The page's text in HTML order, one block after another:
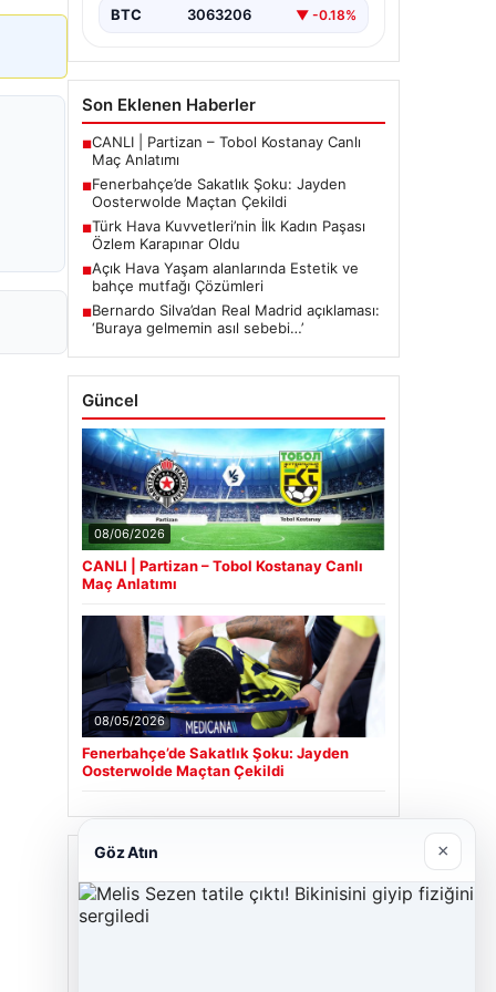
BTC 3063206 ▼ -0.18%
Son Eklenen Haberler
■CANLI | Partizan – Tobol Kostanay Canlı
Maç Anlatımı
■Fenerbahçe’de Sakatlık Şoku: Jayden
Oosterwolde Maçtan Çekildi
■Türk Hava Kuvvetleri’nin İlk Kadın Paşası
Özlem Karapınar Oldu
■Açık Hava Yaşam alanlarında Estetik ve
bahçe mutfağı Çözümleri
■Bernardo Silva’dan Real Madrid açıklaması:
‘Buraya gelmemin asıl sebebi…’
Güncel
08/06/2026
CANLI | Partizan – Tobol Kostanay Canlı
Maç Anlatımı
08/05/2026
Fenerbahçe’de Sakatlık Şoku: Jayden
Oosterwolde Maçtan Çekildi
Son Eklenen Firmalar
Cengiz Sigorta
Göz Atın ×